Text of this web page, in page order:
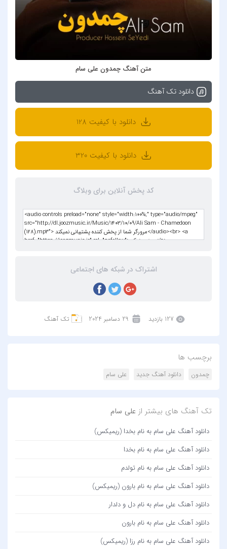
متن آهنگ چمدون علی سام
دانلود تک آهنگ
دانلود با کیفیت 128
دانلود با کیفیت 320
کد پخش آنلاین برای وبلاگ
اشتراک در شبکه های اجتماعی
127 بازدید 29 دسامبر 2024 تک آهنگ
برچسب ها
چمدون دانلود آهنگ جدید علی سام
تک آهنگ های بیشتر از علی سام
دانلود آهنگ علی سام به نام بخدا (ریمیکس)
دانلود آهنگ علی سام به نام بخدا
دانلود آهنگ علی سام به نام تولدم
دانلود آهنگ علی سام به نام بارون (ریمیکس)
دانلود آهنگ علی سام به نام دل و دلدار
دانلود آهنگ علی سام به نام بارون
دانلود آهنگ علی سام به نام رزا (ریمیکس)